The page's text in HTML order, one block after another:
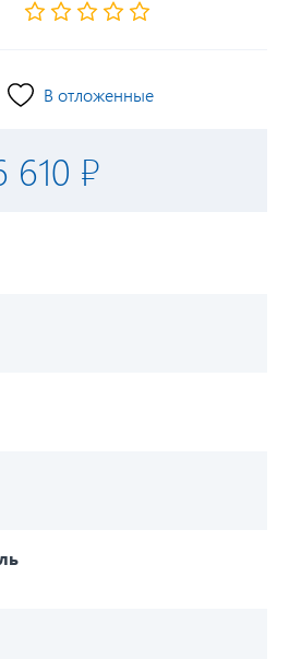
В отложенные
610 ₽